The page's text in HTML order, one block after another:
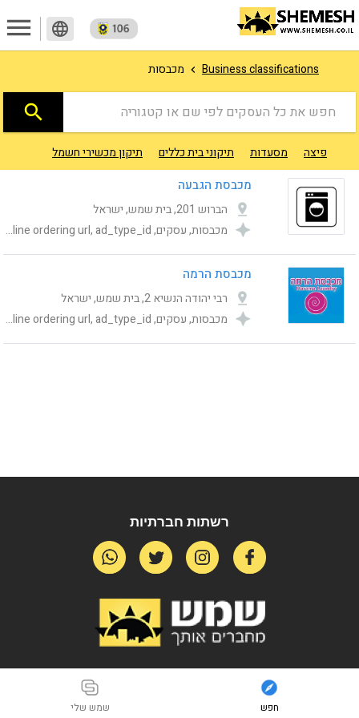
language
menu
Business classifications מכבסות
חפש את כל העסקים לפי שם או קטגוריה search
פיצה מסעדות תיקוני בית כללים תיקון מכשירי חשמל
מכבסת הגבעה
הברוש 201, בית שמש, ישראל
מכבסות, עסקים, Category, publishing_status, shemesh_location_address, Online ordering url, ad_type_id
מכבסת הרמה
רבי יהודה הנשיא 2, בית שמש, ישראל
מכבסות, עסקים, Category, publishing_status, shemesh_location_address, Online ordering url, ad_type_id
רשתות חברתיות
חפש שמש שלי